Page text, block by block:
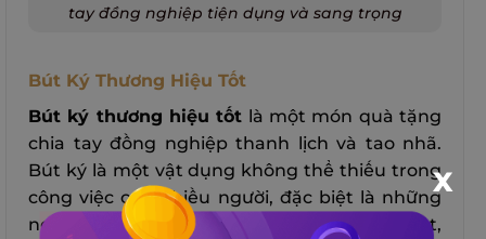
tay đồng nghiệp tiện dụng và sang trọng
Bút Ký Thương Hiệu Tốt
Bút ký thương hiệu tốt là một món quà tặng
chia tay đồng nghiệp thanh lịch và tao nhã.
Bút ký là một vật dụng không thể thiếu trong
công việc của nhiều người, đặc biệt là những
người làm việc trong lĩnh vực kinh doanh, luật,
X